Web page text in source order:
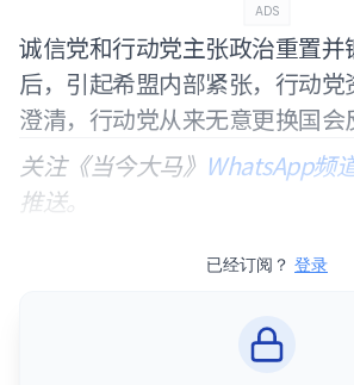
ADS
诚信党和行动党主张政治重置
后，引起希盟内部紧张，行动
澄清，行动党从来无意更换国会
关注《当今大马》 WhatsApp频
推送。
已经订阅？ 登录